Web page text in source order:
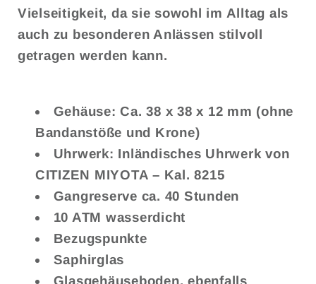
Vielseitigkeit, da sie sowohl im Alltag als
auch zu besonderen Anlässen stilvoll
getragen werden kann.
Gehäuse: Ca. 38 x 38 x 12 mm (ohne
Bandanstöße und Krone)
Uhrwerk: Inländisches Uhrwerk von
CITIZEN MIYOTA – Kal. 8215
Gangreserve ca. 40 Stunden
10 ATM wasserdicht
Bezugspunkte
Saphirglas
Glasgehäuseboden, ebenfalls